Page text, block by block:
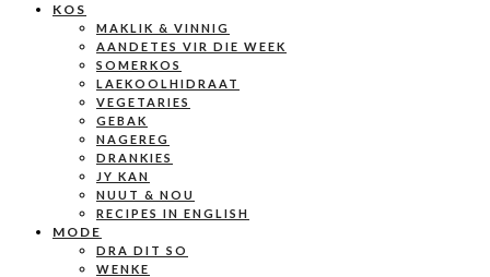
KOS
MAKLIK & VINNIG
AANDETES VIR DIE WEEK
SOMERKOS
LAEKOOLHIDRAAT
VEGETARIES
GEBAK
NAGEREG
DRANKIES
JY KAN
NUUT & NOU
RECIPES IN ENGLISH
MODE
DRA DIT SO
WENKE